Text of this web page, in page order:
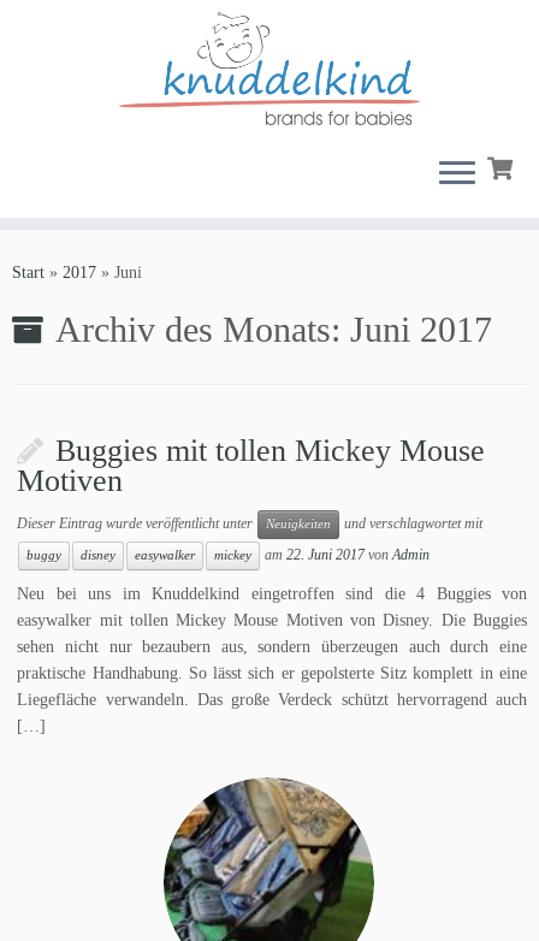
Inhalt
Start » 2017 » Juni
Archiv des Monats: Juni 2017
Buggies mit tollen Mickey Mouse
Motiven
Dieser Eintrag wurde veröffentlicht unter Neuigkeiten und verschlagwortet mit
buggy disney easywalker mickey am22. Juni 2017 vonAdmin
Neu bei uns im Knuddelkind eingetroffen sind die 4 Buggies von
easywalker mit tollen Mickey Mouse Motiven von Disney. Die Buggies
sehen nicht nur bezaubern aus, sondern überzeugen auch durch eine
praktische Handhabung. So lässt sich er gepolsterte Sitz komplett in eine
Liegefläche verwandeln. Das große Verdeck schützt hervorragend auch
[…]